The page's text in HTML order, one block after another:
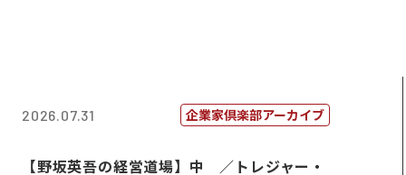
2026.07.31 企業家倶楽部アーカイブ
【野坂英吾の経営道場】中 ／トレジャー・